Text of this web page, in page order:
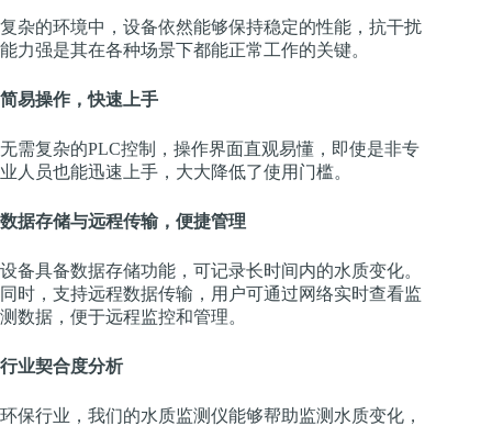
复杂的环境中，设备依然能够保持稳定的性能，抗干扰
能力强是其在各种场景下都能正常工作的关键。
简易操作，快速上手
无需复杂的PLC控制，操作界面直观易懂，即使是非专
业人员也能迅速上手，大大降低了使用门槛。
数据存储与远程传输，便捷管理
设备具备数据存储功能，可记录长时间内的水质变化。
同时，支持远程数据传输，用户可通过网络实时查看监
测数据，便于远程监控和管理。
行业契合度分析
环保行业，我们的水质监测仪能够帮助监测水质变化，